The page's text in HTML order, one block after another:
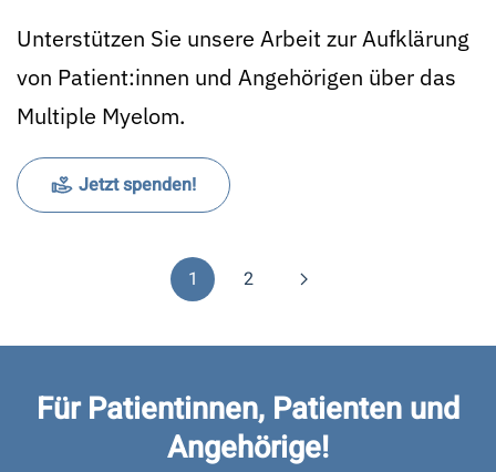
Unterstützen Sie unsere Arbeit zur Aufklärung
von Patient:innen und Angehörigen über das
Multiple Myelom.
Jetzt spenden!
1 2
Für Patientinnen, Patienten und
Angehörige!